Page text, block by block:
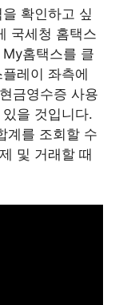
확인하고 싶
국세청 홈택스
홈택스를 클
레이 좌측에
금영수증 사용
을 것입니다.
계를 조회할 수
및 거래할 때